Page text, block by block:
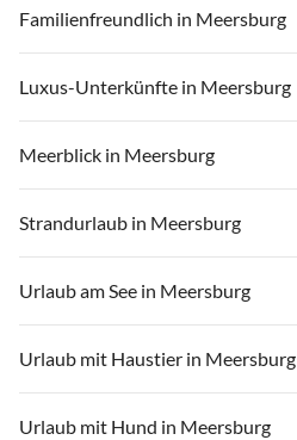
Familienfreundlich in Meersburg
Luxus-Unterkünfte in Meersburg
Meerblick in Meersburg
Strandurlaub in Meersburg
Urlaub am See in Meersburg
Urlaub mit Haustier in Meersburg
Urlaub mit Hund in Meersburg